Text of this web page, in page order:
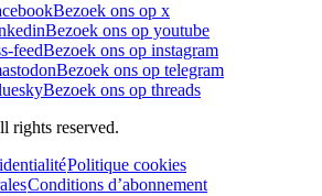
Bezoek ons op x
Bezoek ons op youtube
feedBezoek ons op instagram
Bezoek ons op telegram
Bezoek ons op threads
rights reserved.
Politique cookies
Conditions d’abonnement